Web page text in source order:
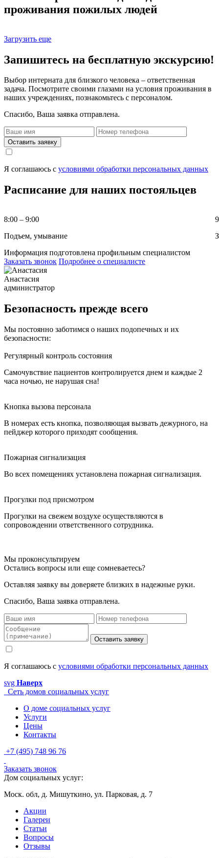
проживания пожилых людей
Загрузить еще
Запишитесь на бесплатную экскурсию!
Выбор интерната для близкого человека – ответственная
задача. Посмотрите своими глазами на условия проживания в
наших учреждениях, познакомьтесь с персоналом.
Спасибо, Ваша заявка отправлена.
Оставить заявку
Я соглашаюсь с условиями обработки персональных данных
Расписание для наших постояльцев
8:00 – 9:00
Подъем, умывание
Информация подготовлена профильным специалистом
Заказать звонок Подробнее о специалисте
Анастасия
администратор
Безопасность прежде всего
Мы постоянно заботимся о наших подопечных и их
безопасности:
Регулярный контроль состояния
Самочувствие пациентов контролируется днем и каждые 2
часа ночью, не нарушая сна!
Кнопка вызова персонала
В номерах есть кнопка, позволяющая вызвать дежурного, на
пейджер которого приходят сообщения.
Пожарная сигнализация
Во всех помещениях установлена пожарная сигнализация.
Прогулки под присмотром
Прогулки на свежем воздухе осуществляются в
сопровождении ответственного сотрудника.
Мы проконсультируем
Остались вопросы или еще сомневаетесь?
Оставляя заявку вы доверяете близких в надежные руки.
Спасибо, Ваша заявка отправлена.
Оставить заявку
Я соглашаюсь с условиями обработки персональных данных
svg Наверх
Сеть домов социальных услуг
О доме социальных услуг
Услуги
Цены
Контакты
+7 (495) 748 96 76
Заказать звонок
Дом социальных услуг:
Моск. обл, д. Мишуткино, ул. Парковая, д. 7
Акции
Галереи
Статьи
Вопросы
Отзывы